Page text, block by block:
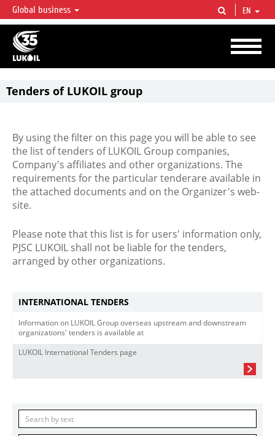
LUKOIL OVERVIEW
LUKOIL is one of the largest oil & gas vertical integrated companies in the world
accounting for over 2% of crude production and circa 1% of proved hydrocarbon
reserves globally.
Global business EN
Tenders of LUKOIL group
By using the filter on this page you will be able to see
the list of tenders of LUKOIL Group companies,
Company's affiliates and other organizations. The
requirements for the particular tenderare available in
the attached documents and on the Organizer's web-
site.
Please note that this list is for users' information only,
PJSC LUKOIL shall not be liable for the tenders,
arranged by other organizations.
INTERNATIONAL TENDERS
Information on LUKOIL Group overseas upstream and downstream
organizations' tenders is available at
LUKOIL International Tenders page